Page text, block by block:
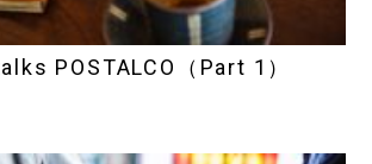
POSTALCO（Part 1）